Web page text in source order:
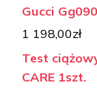
Gucci
1 198,00zł
Test
CARE 1szt.